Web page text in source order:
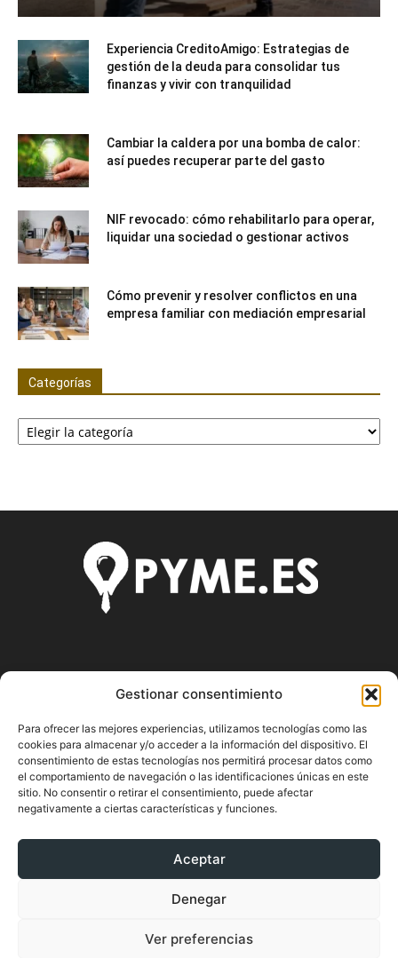
Gestionar consentimiento
Para ofrecer las mejores experiencias, utilizamos tecnologías como las
cookies para almacenar y/o acceder a la información del dispositivo. El
consentimiento de estas tecnologías nos permitirá procesar datos como
el comportamiento de navegación o las identificaciones únicas en este
sitio. No consentir o retirar el consentimiento, puede afectar
negativamente a ciertas características y funciones.
Aceptar
Denegar
Ver preferencias
Experiencia CreditoAmigo: Estrategias de
gestión de la deuda para consolidar tus
finanzas y vivir con tranquilidad
Cambiar la caldera por una bomba de calor:
así puedes recuperar parte del gasto
NIF revocado: cómo rehabilitarlo para operar,
liquidar una sociedad o gestionar activos
Cómo prevenir y resolver conflictos en una
empresa familiar con mediación empresarial
Categorías
Categorías
Pyme.es es el portal web donde podrás mantenerte
actualizado de todas las noticias y novedades sobre la
economía en España y el mundo, así como donde podrás
conseguir toda la información necesaria sobre
emprendimiento.
SÍGUENOS